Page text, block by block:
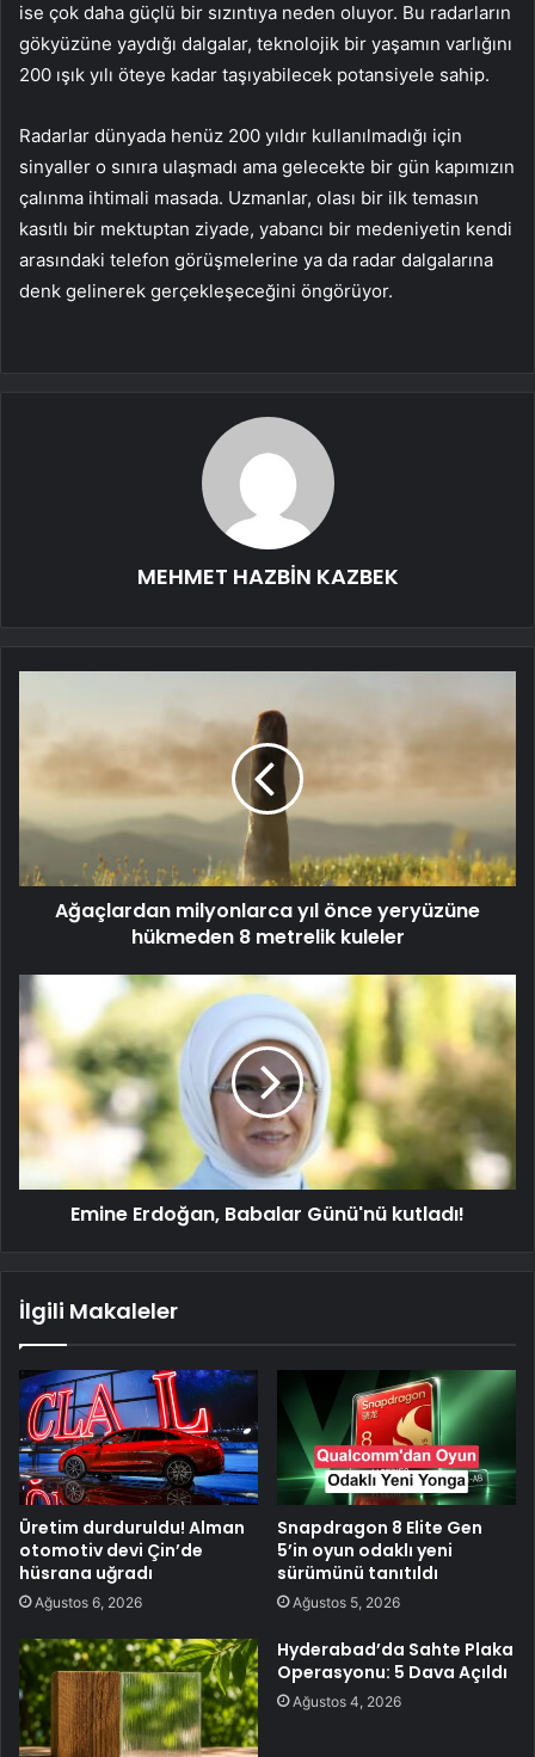
ise çok daha güçlü bir sızıntıya neden oluyor. Bu radarların
gökyüzüne yaydığı dalgalar, teknolojik bir yaşamın varlığını
200 ışık yılı öteye kadar taşıyabilecek potansiyele sahip.
Radarlar dünyada henüz 200 yıldır kullanılmadığı için
sinyaller o sınıra ulaşmadı ama gelecekte bir gün kapımızın
çalınma ihtimali masada. Uzmanlar, olası bir ilk temasın
kasıtlı bir mektuptan ziyade, yabancı bir medeniyetin kendi
arasındaki telefon görüşmelerine ya da radar dalgalarına
denk gelinerek gerçekleşeceğini öngörüyor.
MEHMET HAZBİN KAZBEK
Ağaçlardan milyonlarca yıl önce yeryüzüne
hükmeden 8 metrelik kuleler
Emine Erdoğan, Babalar Günü'nü kutladı!
İlgili Makaleler
Üretim durduruldu! Alman
otomotiv devi Çin’de
hüsrana uğradı
Ağustos 6, 2026
Snapdragon 8 Elite Gen
5’in oyun odaklı yeni
sürümünü tanıtıldı
Ağustos 5, 2026
Hyderabad’da Sahte Plaka
Operasyonu: 5 Dava Açıldı
Ağustos 4, 2026